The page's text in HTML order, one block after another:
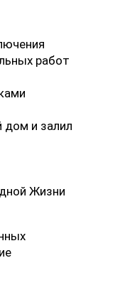
работ
дом и залил
Жизни